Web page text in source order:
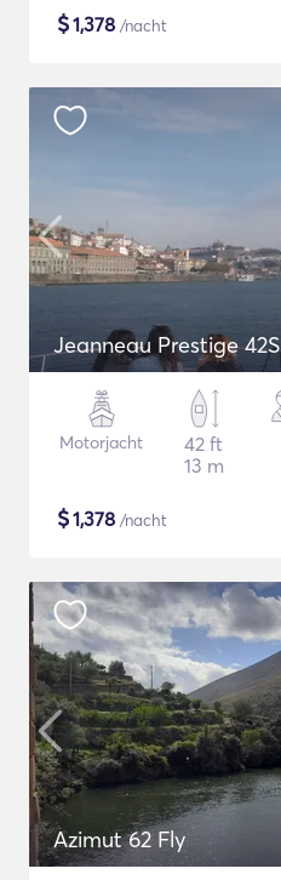
$1,378 /nacht
Jeanneau Prestige 42S
Motorjacht
42 ft
13 m
$1,378 /nacht
Azimut 62 Fly